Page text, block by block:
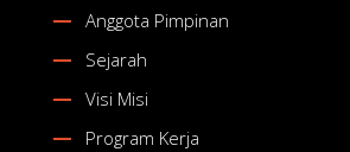
Anggota Pimpinan
Sejarah
Visi Misi
Program Kerja